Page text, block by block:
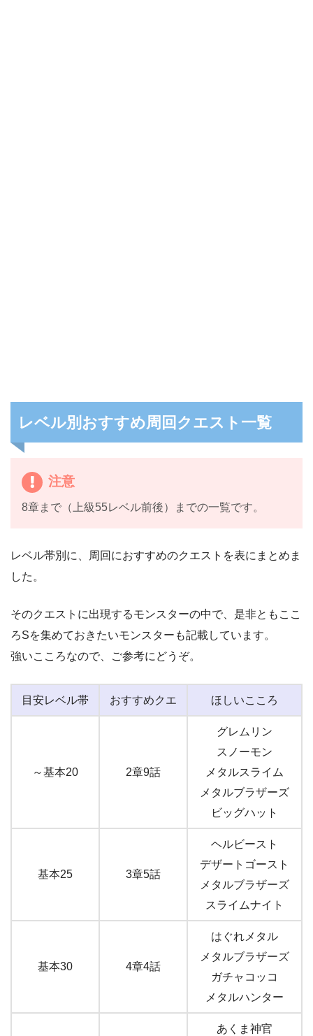
レベル別おすすめ周回クエスト一覧
注意
8章まで（上級55レベル前後）までの一覧です。
レベル帯別に、周回におすすめのクエストを表にまとめま
した。
そのクエストに出現するモンスターの中で、是非ともここ
ろSを集めておきたいモンスターも記載しています。
強いこころなので、ご参考にどうぞ。
目安レベル帯 おすすめクエ ほしいこころ
～基本20 2章9話
グレムリン
スノーモン
メタルスライム
メタルブラザーズ
ビッグハット
基本25 3章5話
ヘルビースト
デザートゴースト
メタルブラザーズ
スライムナイト
基本30 4章4話
はぐれメタル
メタルブラザーズ
ガチャコッコ
メタルハンター
あくま神官